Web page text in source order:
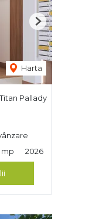
Harta
Next
Pallady
mp 2026